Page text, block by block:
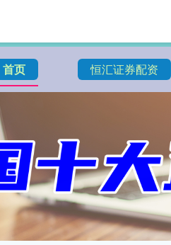
首页 恒汇证券配资